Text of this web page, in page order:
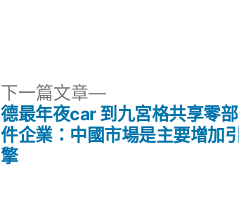
下一篇文章
下
一
篇
德最年夜car 到九宮格共享零部
件企業：中國市場是主要增加引
擎